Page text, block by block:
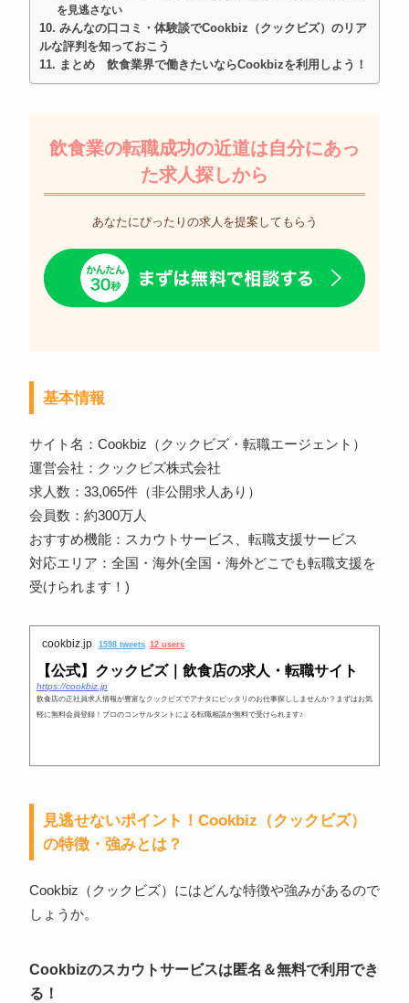
を見逃さない
みんなの口コミ・体験談でCookbiz（クックビズ）のリア
ルな評判を知っておこう
まとめ 飲食業界で働きたいならCookbizを利用しよう！
飲食業の転職成功の近道は自分にあっ
た求人探しから
あなたにぴったりの求人を提案してもらう
基本情報
サイト名：Cookbiz（クックビズ・転職エージェント）
運営会社：クックビズ株式会社
求人数：33,065件（非公開求人あり）
会員数：約300万人
おすすめ機能：スカウトサービス、転職支援サービス
対応エリア：全国・海外(全国・海外どこでも転職支援を
受けられます！)
cookbiz.jp 1598 tweets 12 users
【公式】クックビズ｜飲食店の求人・転職サイト
https://cookbiz.jp
飲食店の正社員求人情報が豊富なクックビズでアナタにピッタリのお仕事探ししませんか？まずはお気
軽に無料会員登録！プロのコンサルタントによる転職相談が無料で受けられます♪
見逃せないポイント！Cookbiz（クックビズ）
の特徴・強みとは？
Cookbiz（クックビズ）にはどんな特徴や強みがあるので
しょうか。
Cookbizのスカウトサービスは匿名＆無料で利用でき
る！